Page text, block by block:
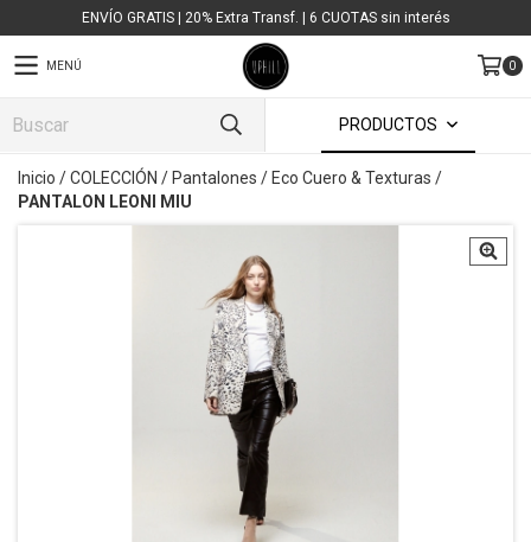
ENVÍO GRATIS | 20% Extra Transf. | 6 CUOTAS sin interés
MENÚ 0
PRODUCTOS
Inicio /COLECCIÓN / Pantalones / Eco Cuero & Texturas /
PANTALON LEONI MIU